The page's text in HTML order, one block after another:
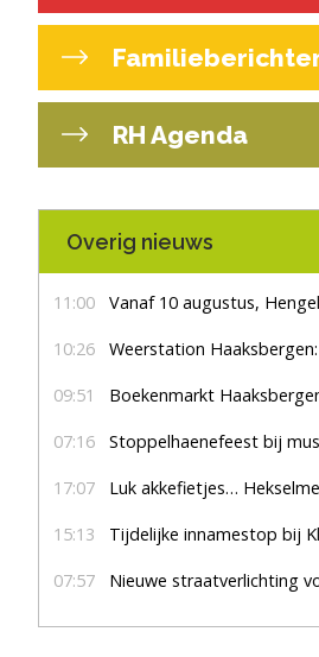
RH Agenda
Overig nieuws
11:00 Vanaf 10 augustus, Hengelosestraat drie
10:26 Weerstation Haaksbergen:
09:51 Boekenmarkt Haaksbergen zaterdag 8
07:16 Stoppelhaenefeest bij
17:07 Luk akkefietjes…
15:13 Tijdelijke innamestop bij
07:57 Nieuwe straatverlichting voor